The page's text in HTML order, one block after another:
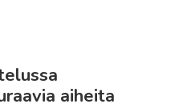
aiheita